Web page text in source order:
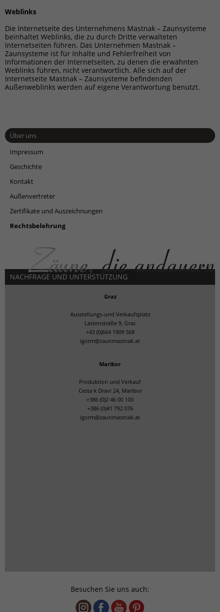
Über uns
Impressum
Geschichte
Kontakt
Außenvertreter
Zertifikate und Auszeichnungen
Rechtsbelehrung
Weblinks
Die Internetseite des Unternehmens Mastnak – Zaunsysteme
beinhaltet Weblinks, die zu durch Dritte verwalteten
Internetseiten führen. Das Unternehmen Mastnak –
Zaunsysteme ist für Inhalte und Fehlerfreiheit von
Informationen der Internetseiten, zu denen die erwähnten
Weblinks führen, nicht verantwortlich. Alle sich auf der
Internetseite Mastnak – Zaunsysteme befindenden
Außenweblinks werden auf eigene Verantwortung benutzt.
NACHFRAGE UND UNTERSTÜTZUNG
Graz
Ausstellungs-und Verkaufsplatz
Lastenstraße 9, Graz
+43 (0)664 1909 568
igorm@zaunmastnak.at
Maribor
Produktion und Verkauf
Cesta k Dravi 24, Maribor
+386 (0)2 46 00 100
+386 (0)41 792 076
igorm@zaunmastnak.at
Besuchen Sie uns auch: